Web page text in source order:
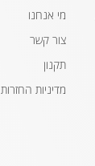
מי אנחנו
צור קשר
תקנון
מדיניות החזרות